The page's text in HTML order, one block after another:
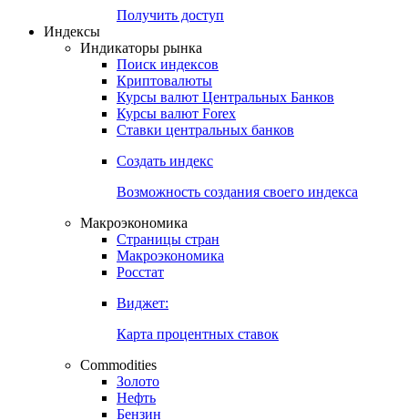
Попробуйте7-дневный
Откройте глобальную базу данных
Получить доступ
Индикаторы рынка
Поиск индексов
Курсы валют Центральных Банков
Ставки центральных банков
Создать индекс
Возможность создания своего индекса
Страницы стран
Росстат
Виджет:
Карта процентных ставок